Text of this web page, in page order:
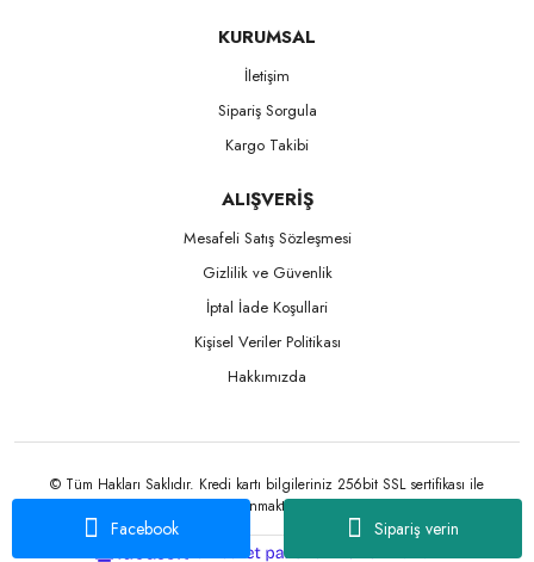
Sipariş verin
Facebook
KURUMSAL
İletişim
Sipariş Sorgula
Kargo Takibi
ALIŞVERİŞ
Mesafeli Satış Sözleşmesi
Gizlilik ve Güvenlik
İptal İade Koşullari
Kişisel Veriler Politikası
Hakkımızda
© Tüm Hakları Saklıdır. Kredi kartı bilgileriniz 256bit SSL sertifikası ile
korunmaktadır.